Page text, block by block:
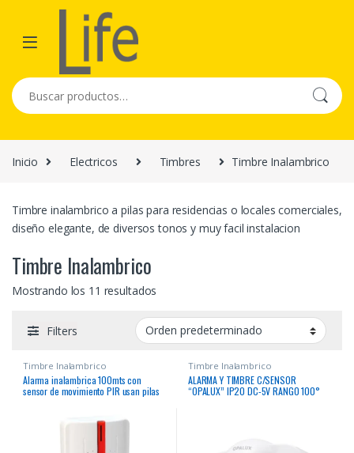
Skip to navigation
Skip to content
Buscar por:
Inicio Electricos Timbres Timbre Inalambrico
Timbre inalambrico a pilas para residencias o locales comerciales,
diseño elegante, de diversos tonos y muy facil instalacion
Timbre Inalambrico
Mostrando los 11 resultados
Filters
Timbre Inalambrico
Alarma inalambrica 100mts con
sensor de movimiento PIR usan pilas
Timbre Inalambrico
ALARMA Y TIMBRE C/SENSOR
“OPALUX” IP20 DC-5V RANGO 100°